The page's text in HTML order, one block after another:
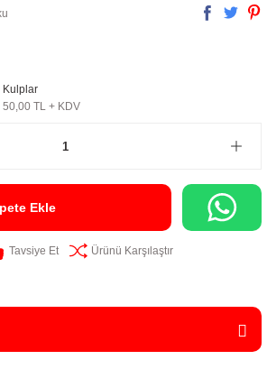
Kulplar
50,00 TL + KDV
Ekle
Tavsiye Et Ürünü Karşılaştır